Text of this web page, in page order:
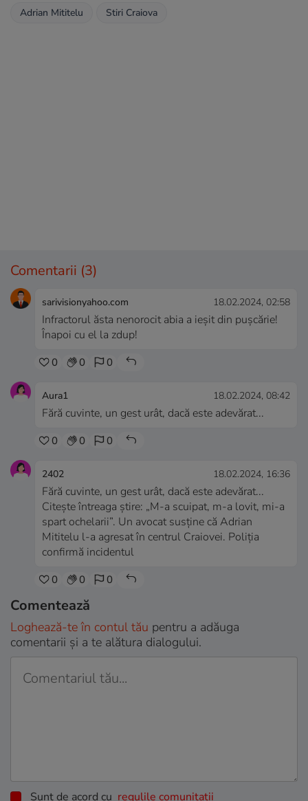
Adrian Mititelu Stiri Craiova
Comentarii (3)
sarivisionyahoo.com 18.02.2024, 02:58
Infractorul ăsta nenorocit abia a ieșit din pușcărie!
Înapoi cu el la zdup!
0 0 0
Aura1 18.02.2024, 08:42
Fără cuvinte, un gest urât, dacă este adevărat...
0 0 0
2402 18.02.2024, 16:36
Fără cuvinte, un gest urât, dacă este adevărat...
Citeşte întreaga ştire: „M-a scuipat, m-a lovit, mi-a
spart ochelarii”. Un avocat susține că Adrian
Mititelu l-a agresat în centrul Craiovei. Poliția
confirmă incidentul
0 0 0
Comentează
Loghează-te în contul tău pentru a adăuga
comentarii și a te alătura dialogului.
Sunt de acord cu regulile comunitatii